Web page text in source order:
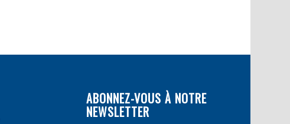
ABONNEZ-VOUS À NOTRE
NEWSLETTER